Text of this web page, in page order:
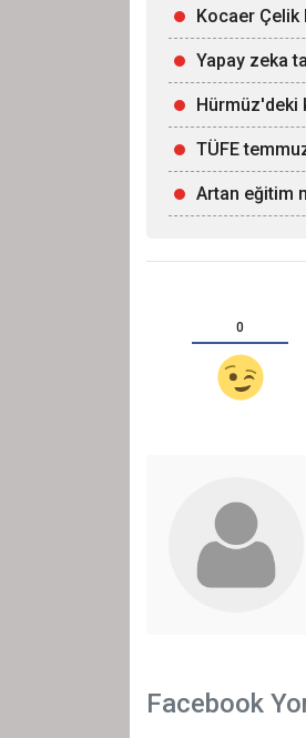
Kocaer Çelik
Yapay zeka
Hürmüz'deki
TÜFE
Artan eğitim
0
Facebook